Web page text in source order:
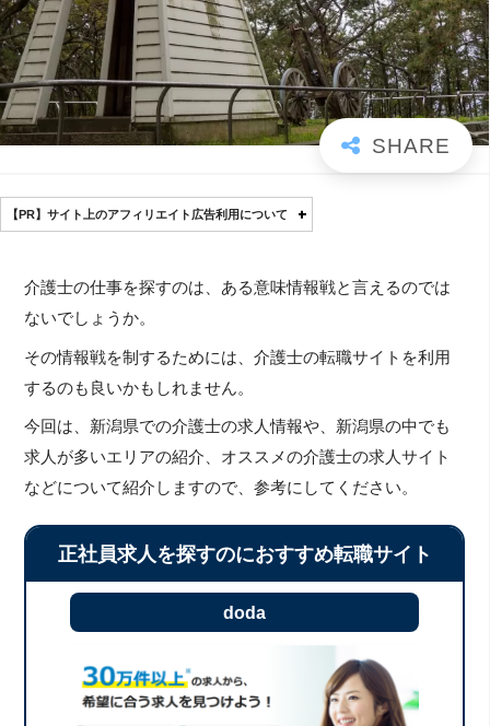
【PR】サイト上のアフィリエイト広告利用について
介護士の仕事を探すのは、ある意味情報戦と言えるのでは
ないでしょうか。
その情報戦を制するためには、介護士の転職サイトを利用
するのも良いかもしれません。
今回は、新潟県での介護士の求人情報や、新潟県の中でも
求人が多いエリアの紹介、オススメの介護士の求人サイト
などについて紹介しますので、参考にしてください。
正社員求人を探すのにおすすめ転職サイト
doda